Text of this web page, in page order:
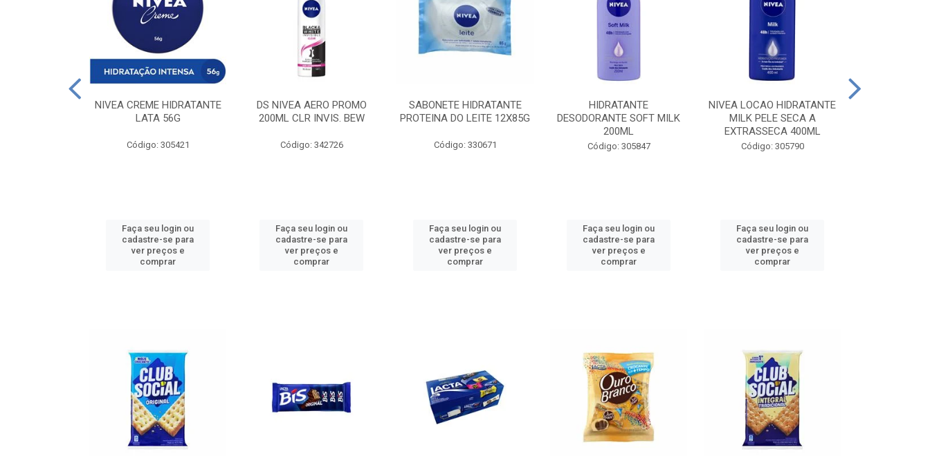
NIVEA CREME HIDRATANTE
LATA 56G
Código: 305421
Faça seu login ou
cadastre-se para
ver preços e
comprar
DS NIVEA AERO PROMO
200ML CLR INVIS. BEW
Código: 342726
Faça seu login ou
cadastre-se para
ver preços e
comprar
SABONETE HIDRATANTE
PROTEINA DO LEITE 12X85G
Código: 330671
Faça seu login ou
cadastre-se para
ver preços e
comprar
HIDRATANTE
DESODORANTE SOFT MILK
200ML
Código: 305847
Faça seu login ou
cadastre-se para
ver preços e
comprar
NIVEA LOCAO HIDRATANTE
MILK PELE SECA A
EXTRASSECA 400ML
Código: 305790
Faça seu login ou
cadastre-se para
ver preços e
comprar